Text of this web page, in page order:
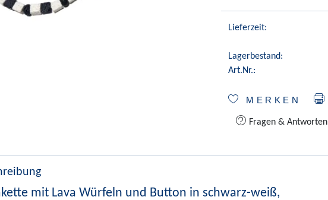
Lieferzeit:
Lagerbestand:
Art.Nr.:
MERKEN
Fragen & Antworten
mit Lava Würfeln und Button in schwarz-weiß,